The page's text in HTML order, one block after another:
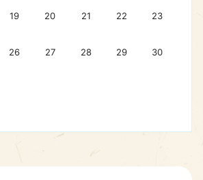
19 20 21 22 23
26 27 28 29 30